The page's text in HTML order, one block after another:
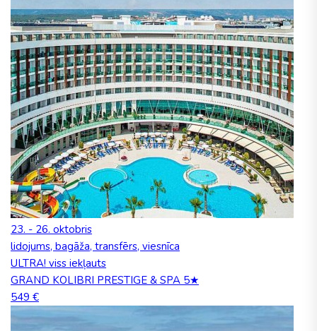
23. - 26. oktobris
lidojums, bagāža, transfērs, viesnīca
ULTRA! viss iekļauts
GRAND KOLIBRI PRESTIGE & SPA 5★
549 €